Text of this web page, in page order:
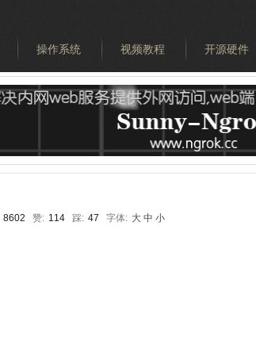
搜索
操作系统 视频教程 开源硬件
8602 赞: 114 踩: 47 字体: 大 中 小